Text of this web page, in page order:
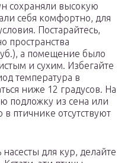
сохраняли высокую
себя комфортно, для
Постарайтесь,
пространства
а помещение было
и сухим. Избегайте
температура в
ниже 12 градусов. На
подложку из сена или
в птичнике отсутствуют
насесты для кур, делайте